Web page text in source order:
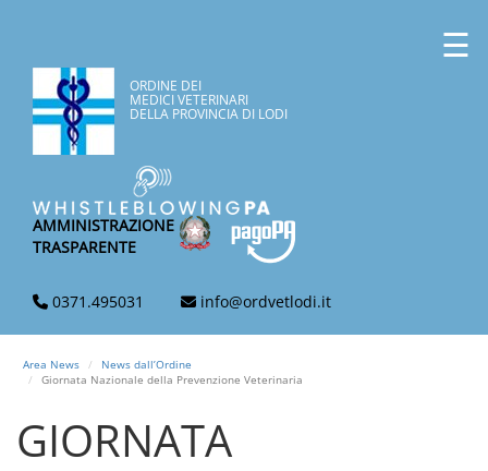
☰
ORDINE DEI
MEDICI VETERINARI
DELLA PROVINCIA DI LODI
AMMINISTRAZIONE
TRASPARENTE
0371.495031 info@ordvetlodi.it
Area News
News dall’Ordine
Giornata Nazionale della Prevenzione Veterinaria
GIORNATA